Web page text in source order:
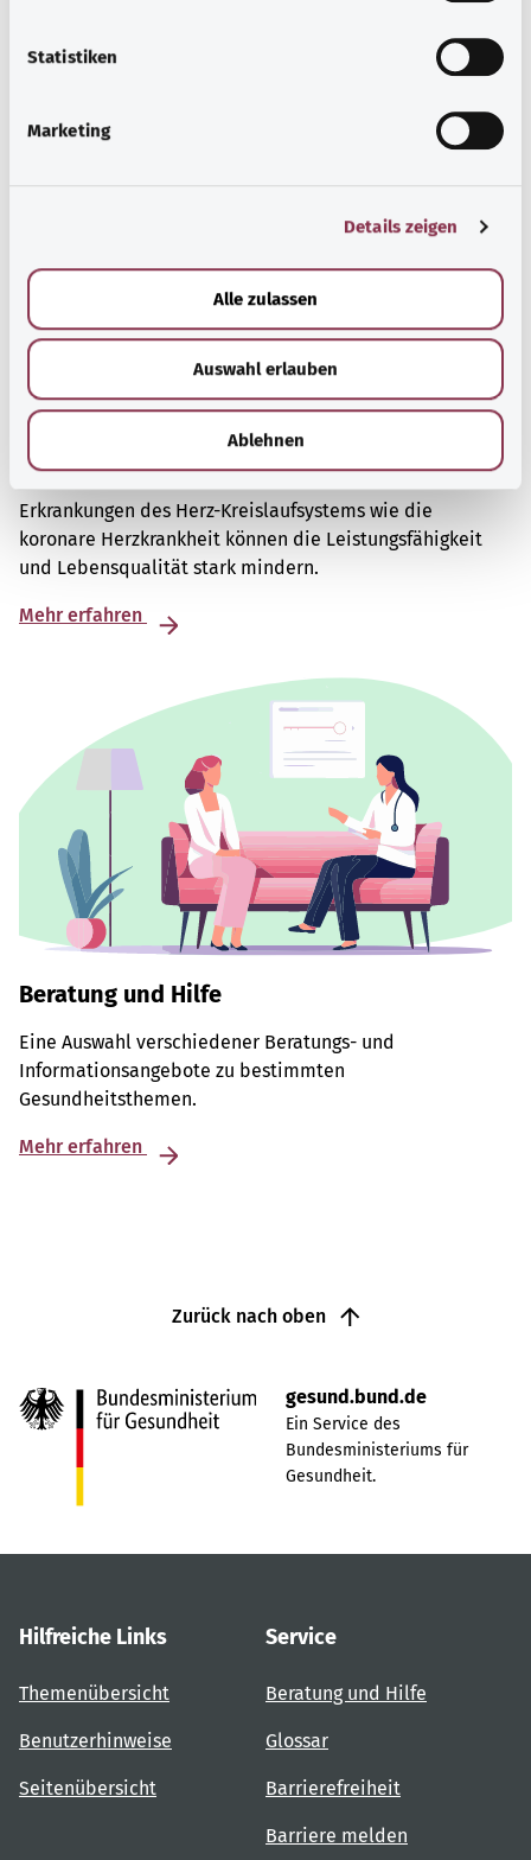
Statistiken
Marketing
Details zeigen
Alle zulassen
Auswahl erlauben
Ablehnen
Nierenfunktion anfangs keine Beschwerden hervorruft.
Herz und Kreislauf
Erkrankungen des Herz-Kreislaufsystems wie die
koronare Herzkrankheit können die Leistungsfähigkeit
und Lebensqualität stark mindern.
Mehr erfahren
Beratung und Hilfe
Eine Auswahl verschiedener Beratungs- und
Informationsangebote zu bestimmten
Gesundheitsthemen.
Mehr erfahren
Zurück nach oben
gesund.bund.de
Ein Service des
Bundesministeriums für
Gesundheit.
Hilfreiche Links
Themenübersicht
Benutzerhinweise
Seitenübersicht
Service
Beratung und Hilfe
Glossar
Barrierefreiheit
Barriere melden